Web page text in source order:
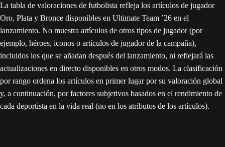
La tabla de valoraciones de futbolista refleja los artículos de jugador
Oro, Plata y Bronce disponibles en Ultimate Team ’26 en el
lanzamiento. No muestra artículos de otros tipos de jugador (por
ejemplo, héroes, iconos o artículos de jugador de la campaña),
incluidos los que se añadan después del lanzamiento, ni reflejará las
actualizaciones en directo disponibles en otros modos. La clasificación
por rango ordena los artículos en primer lugar por su valoración global
y, a continuación, por factores subjetivos basados en el rendimiento de
cada deportista en la vida real (no en los atributos de los artículos).